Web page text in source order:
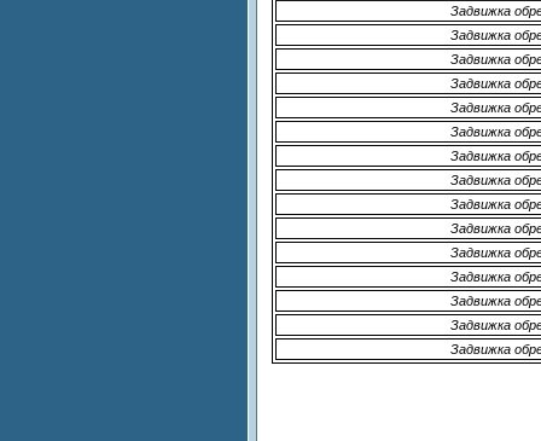
Задвижка
Задвижка
Задвижка
Задвижка
Задвижка
Задвижка
Задвижка
Задвижка
Задвижка
Задвижка
Задвижка
Задвижка
Задвижка
Задвижка
Задвижка